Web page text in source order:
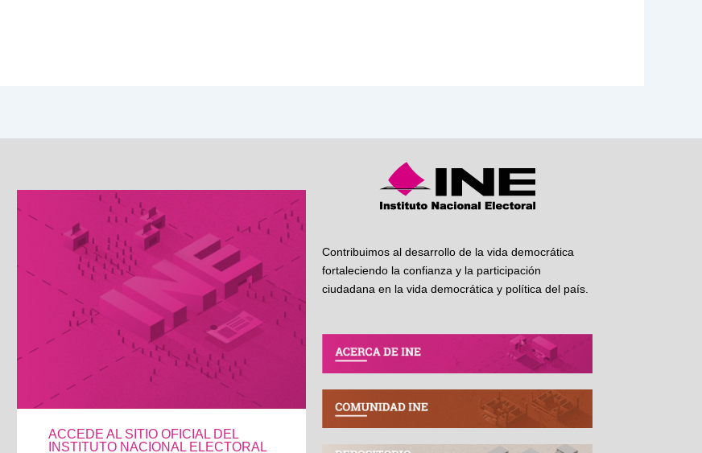
ACCEDE AL SITIO OFICIAL DEL
INSTITUTO NACIONAL ELECTORAL
Contribuimos al desarrollo de la vida democrática
fortaleciendo la confianza y la participación
ciudadana en la vida democrática y política del país.